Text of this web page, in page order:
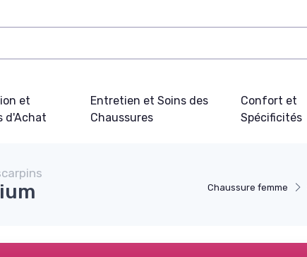
et
d'Achat
Entretien et Soins des
Chaussures
Confort et
Spécificités
Chaussure femme